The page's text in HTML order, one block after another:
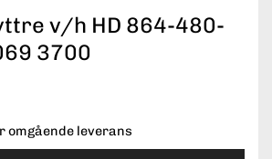
v/h HD 864-480-
3700
omgående leverans